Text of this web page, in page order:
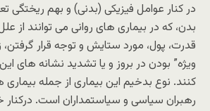
بدن، که در بیماری های روانی می توانند از
قدرت، پول، مورد ستایش و توجه قرار
ویژه” بودن در بروز و یا تشدید نشانه های
کنند. نوع بدخیم این بیماری از جمله
رهبران سیاسی و سیاستمداران است.